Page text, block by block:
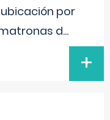
por
d...
+